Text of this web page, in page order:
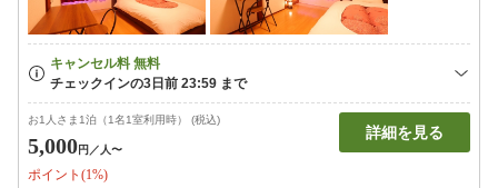
お1人さま1泊（1名1室利用時） (税込)
5,000円 ／人〜
ポイント(1%)
詳細を見る